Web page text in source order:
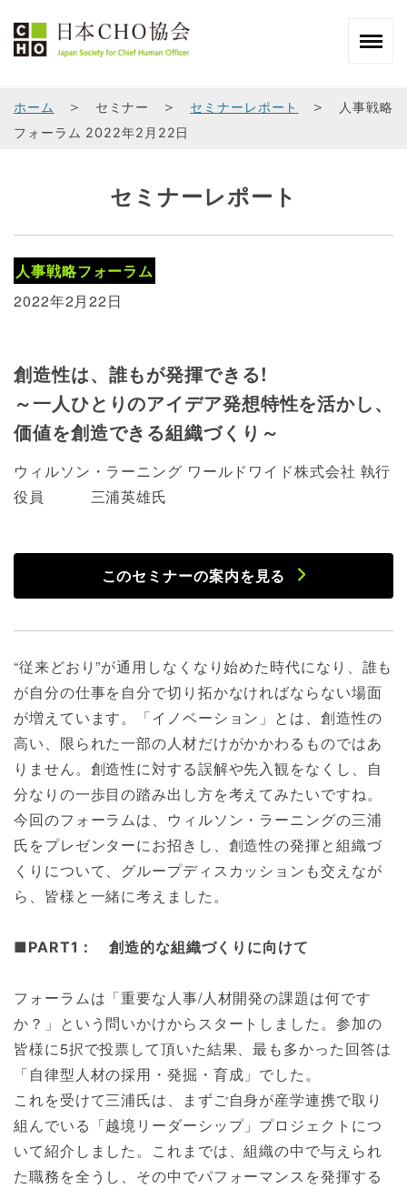
ホーム ＞ セミナー ＞ セミナーレポート ＞
人事戦略
フォーラム 2022年2月22日
セミナーレポート
人事戦略フォーラム
2022年2月22日
創造性は、誰もが発揮できる!
～一人ひとりのアイデア発想特性を活かし、
価値を創造できる組織づくり～
ウィルソン・ラーニング ワールドワイド株式会社 執行
役員 三浦英雄氏
このセミナーの案内を見る
“従来どおり”が通用しなくなり始めた時代になり、誰も
が自分の仕事を自分で切り拓かなければならない場面
が増えています。「イノベーション」とは、創造性の
高い、限られた一部の人材だけがかかわるものではあ
りません。創造性に対する誤解や先入観をなくし、自
分なりの一歩目の踏み出し方を考えてみたいですね。
今回のフォーラムは、ウィルソン・ラーニングの三浦
氏をプレゼンターにお招きし、創造性の発揮と組織づ
くりについて、グループディスカッションも交えなが
ら、皆様と一緒に考えました。
■PART1： 創造的な組織づくりに向けて
フォーラムは「重要な人事/人材開発の課題は何です
か？」という問いかけからスタートしました。参加の
皆様に5択で投票して頂いた結果、最も多かった回答は
「自律型人材の採用・発掘・育成」でした。
これを受けて三浦氏は、まずご自身が産学連携で取り
組んでいる「越境リーダーシップ」プロジェクトにつ
いて紹介しました。これまでは、組織の中で与えられ
た職務を全うし、その中でパフォーマンスを発揮する